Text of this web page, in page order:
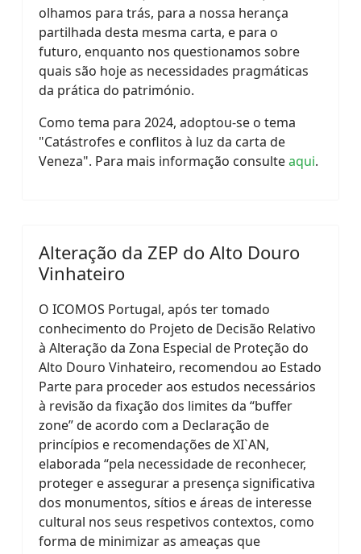
olhamos para trás, para a nossa herança
partilhada desta mesma carta, e para o
futuro, enquanto nos questionamos sobre
quais são hoje as necessidades pragmáticas
da prática do património.
Como tema para 2024, adoptou-se o tema
"Catástrofes e conflitos à luz da carta de
Veneza". Para mais informação consulteaqui.
Alteração da ZEP do Alto Douro
Vinhateiro
O ICOMOS Portugal, após ter tomado
conhecimento do Projeto de Decisão Relativo
à Alteração da Zona Especial de Proteção do
Alto Douro Vinhateiro, recomendou ao Estado
Parte para proceder aos estudos necessários
à revisão da fixação dos limites da “buffer
zone” de acordo com a Declaração de
princípios e recomendações de XI`AN,
elaborada “pela necessidade de reconhecer,
proteger e assegurar a presença significativa
dos monumentos, sítios e áreas de interesse
cultural nos seus respetivos contextos, como
forma de minimizar as ameaças que